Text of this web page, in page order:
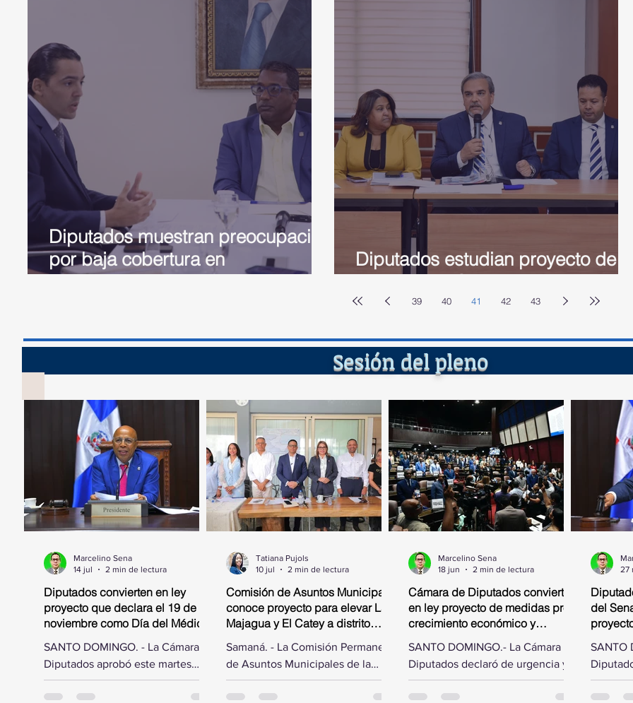
Diputados muestran preocupación
por baja cobertura en
medicamentos de afiliados al
Diputados estudian proyecto de
ley sobre el Código Electoral
39 40 41 42 43
Sesión del
Diputados convierten en ley
proyecto que declara el 19 de
noviembre como Día del Médico
SANTO DOMINGO. - La Cámara de
Diputados aprobó este martes
acoger las modificaciones hechas
por el Senado de la República al
Marcelino Sena
14 jul
2 min de lectura
Comisión de Asuntos Municipales
conoce proyecto para elevar La
Majagua y El Catey a distrito
Samaná. - La Comisión Permanente
de Asuntos Municipales de la
Cámara de Diputados, presidida
por el diputado Elías Matos, se
Tatiana Pujols
10 jul
2 min de lectura
Cámara de Diputados convierte
en ley proyecto de medidas pro-
crecimiento económico y
SANTO DOMINGO.- La Cámara de
Diputados declaró de urgencia y
convirtió en ley este jueves, al
aprobarlo en dos discusiones
Marcelino Sena
18 jun
2 min de lectura
del
SANTO
las
Senado
27